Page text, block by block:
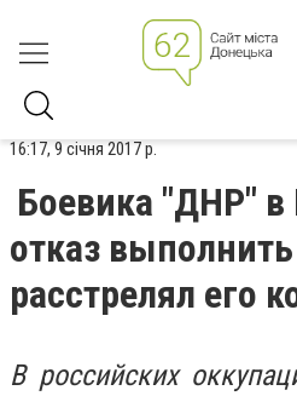
16:17, 9 січня 2017 р.
Боевика "ДНР" в
отказ
расстрелял его
В российских